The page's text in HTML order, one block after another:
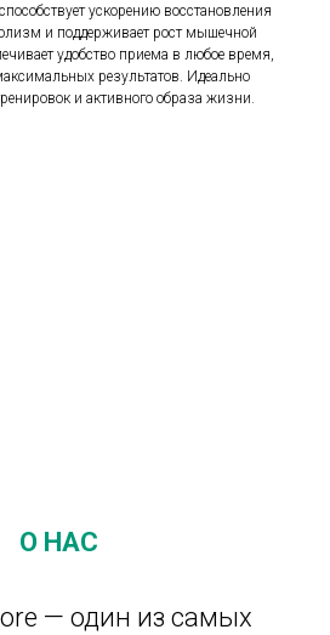
ускорению восстановления
и поддерживает рост мышечной
удобство приема в любое время,
результатов. Идеально
и активного образа жизни.
О НАС
— один из самых